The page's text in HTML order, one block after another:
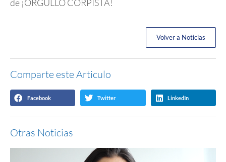
de ¡ORGULLO CORPISTA!
Volver a Noticias
Comparte este Articulo
Facebook Twitter LinkedIn
Otras Noticias